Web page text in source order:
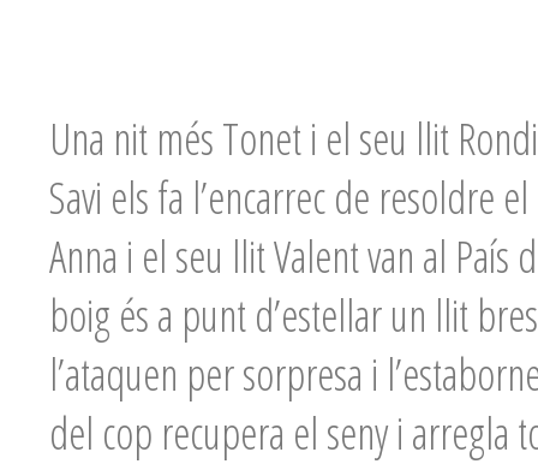
Una nit més Tonet i el seu llit
Savi els fa l’encarrec de resoldre
Anna i el seu llit Valent van al
boig és a punt d’estellar un llit
l’ataquen per sorpresa i
del cop recupera el seny i arregla